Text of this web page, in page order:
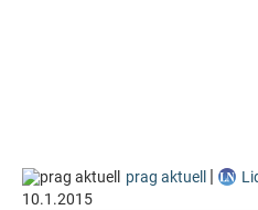
prag aktuell |
10.1.2015